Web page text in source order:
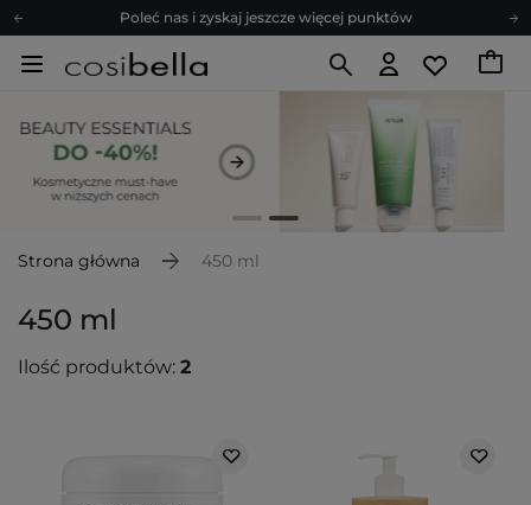
Poleć nas i zyskaj jeszcze więcej punktów
Zapisz się na newsletter pełen porad
Z nami to możliwe! Realizacja zamówienia do 24h.
Poleć nas i zyskaj jeszcze więcej punktów
Zapisz się na newsletter pełen porad
Strona główna 450 ml
450 ml
Ilość produktów: 2